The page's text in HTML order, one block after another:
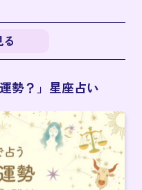
る
勢？」星座占い